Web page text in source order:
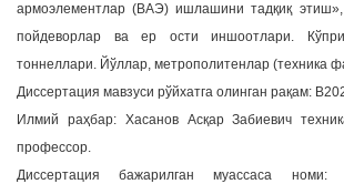
i
o
n
армоэлементлар (ВАЭ) ишлашини тадқиқ
пойдеворлар ва ер ости иншоотлари.
тоннеллари. Йўллар, метрополитенлар (техника
Диссертация мавзуси рўйхатга олинган рақам:
Илмий раҳбар: Хасанов Асқар Забиевич
профессор.
Диссертация бажарилган муассаса номи: